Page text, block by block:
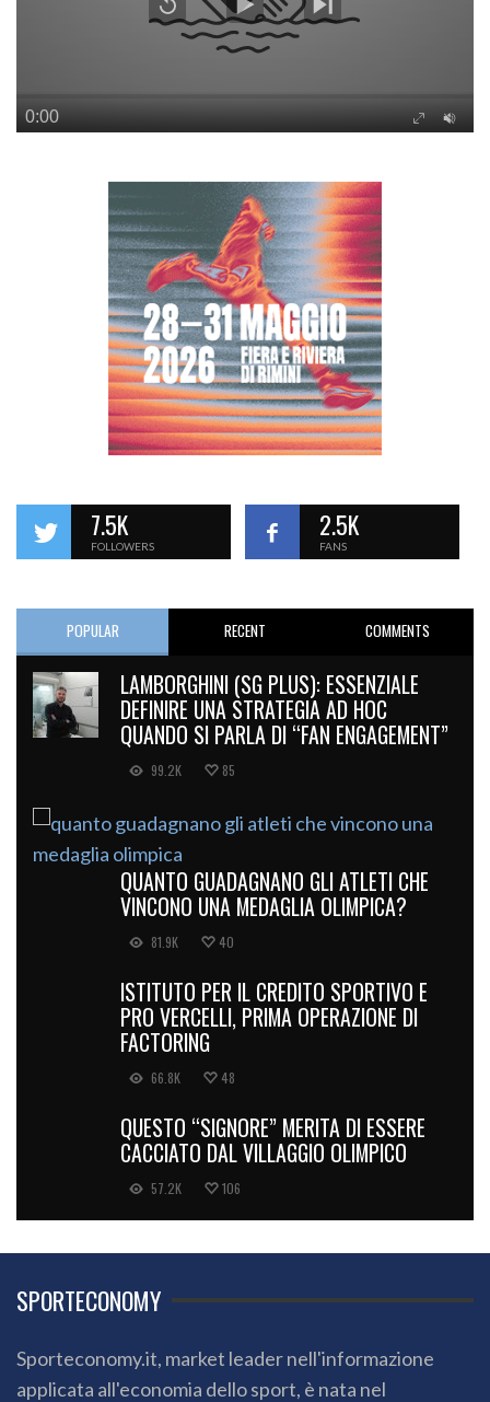
7.5K
FOLLOWERS
2.5K
FANS
POPULAR RECENT COMMENTS
LAMBORGHINI (SG PLUS): ESSENZIALE
DEFINIRE UNA STRATEGIA AD HOC
QUANDO SI PARLA DI “FAN ENGAGEMENT”
99.2K 85
QUANTO GUADAGNANO GLI ATLETI CHE
VINCONO UNA MEDAGLIA OLIMPICA?
81.9K 40
ISTITUTO PER IL CREDITO SPORTIVO E
PRO VERCELLI, PRIMA OPERAZIONE DI
FACTORING
66.8K 48
QUESTO “SIGNORE” MERITA DI ESSERE
CACCIATO DAL VILLAGGIO OLIMPICO
57.2K 106
SPORTECONOMY
Sporteconomy.it, market leader nell'informazione
applicata all'economia dello sport, è nata nel